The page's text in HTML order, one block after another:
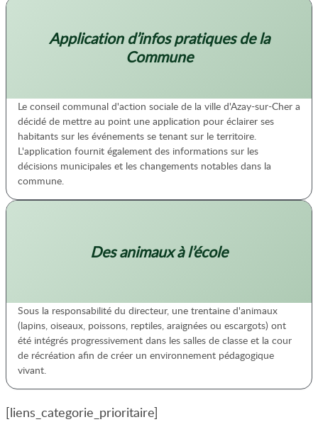
Application d’infos pratiques de la
Commune
Le conseil communal d'action sociale de la ville d'Azay-sur-Cher a
décidé de mettre au point une application pour éclairer ses
habitants sur les événements se tenant sur le territoire.
L'application fournit également des informations sur les
décisions municipales et les changements notables dans la
commune.
Des animaux à l’école
Sous la responsabilité du directeur, une trentaine d'animaux
(lapins, oiseaux, poissons, reptiles, araignées ou escargots) ont
été intégrés progressivement dans les salles de classe et la cour
de récréation afin de créer un environnement pédagogique
vivant.
[liens_categorie_prioritaire]